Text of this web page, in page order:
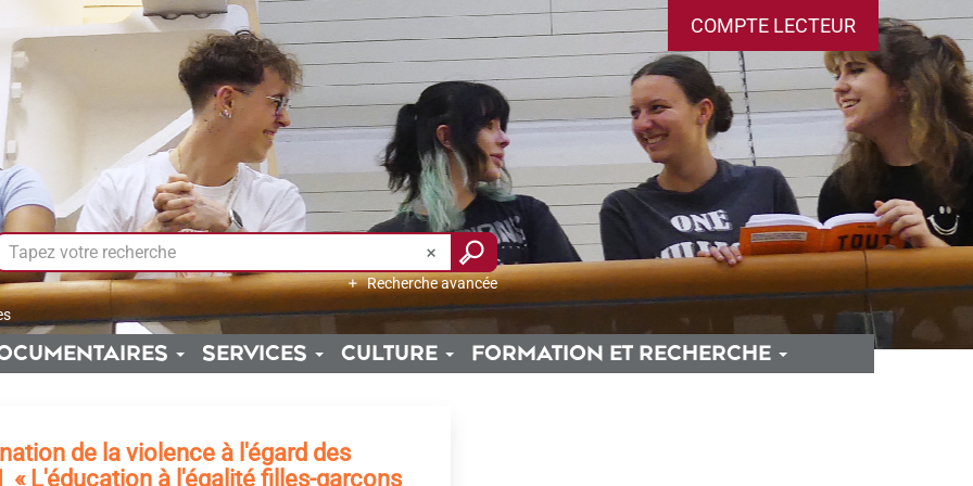
COMPTE LECTEUR
Recherche avancée
SERVICES CULTURE FORMATION ET RECHERCHE
de la violence à l'égard des
L'éducation à l'égalité filles-garçons